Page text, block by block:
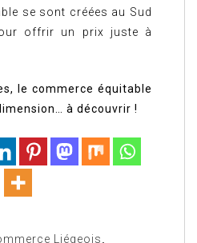
se sont créées au Sud
offrir un prix juste à
le commerce équitable
à découvrir !
Liégeois